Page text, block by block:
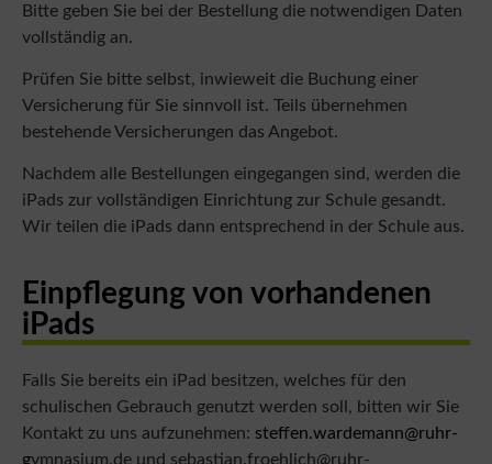
Bitte geben Sie bei der Bestellung die notwendigen Daten
vollständig an.
Prüfen Sie bitte selbst, inwieweit die Buchung einer
Versicherung für Sie sinnvoll ist. Teils übernehmen
bestehende Versicherungen das Angebot.
Nachdem alle Bestellungen eingegangen sind, werden die
iPads zur vollständigen Einrichtung zur Schule gesandt.
Wir teilen die iPads dann entsprechend in der Schule aus.
Einpflegung von vorhandenen
iPads
Falls Sie bereits ein iPad besitzen, welches für den
schulischen Gebrauch genutzt werden soll, bitten wir Sie
Kontakt zu uns aufzunehmen: steffen.wardemann@ruhr-
gymnasium.de und sebastian.froehlich@ruhr-